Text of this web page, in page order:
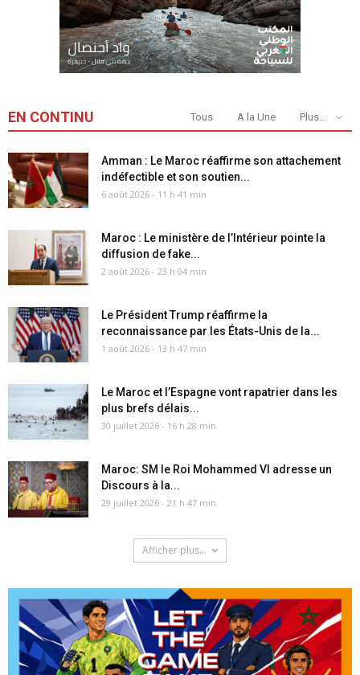
EN CONTINU Tous A la Une Plus...
Amman : Le Maroc réaffirme son attachement
indéfectible et son soutien...
6 août 2026 - 11 h 41 min
Maroc : Le ministère de l’Intérieur pointe la
diffusion de fake...
2 août 2026 - 23 h 04 min
Le Président Trump réaffirme la
reconnaissance par les États-Unis de la...
1 août 2026 - 13 h 47 min
Le Maroc et l’Espagne vont rapatrier dans les
plus brefs délais...
30 juillet 2026 - 16 h 28 min
Maroc: SM le Roi Mohammed VI adresse un
Discours à la...
29 juillet 2026 - 21 h 47 min
Afficher plus...